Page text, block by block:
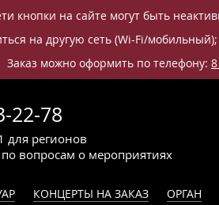
кнопки на сайте могут быть
на другую сеть (Wi-Fi/
Заказ можно оформить по телефону:
22-78
по вопросам о мероприятиях
для регионов
КОНЦЕРТЫ НА ЗАКАЗ ОРГАН